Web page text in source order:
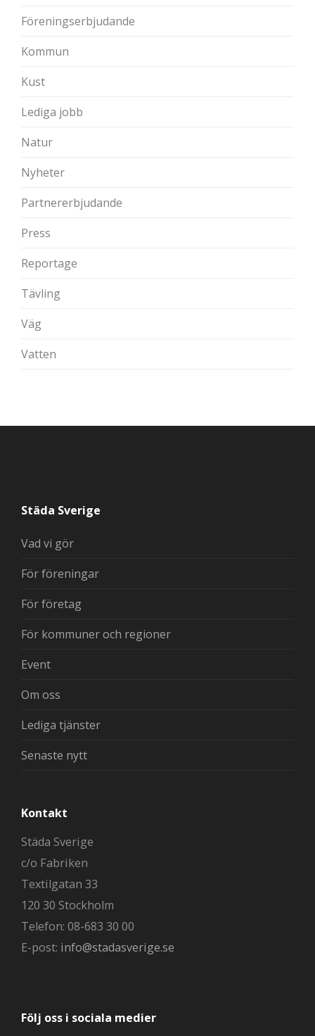
Föreningserbjudande
Kommun
Kust
Lediga jobb
Natur
Nyheter
Partnererbjudande
Press
Reportage
Tävling
Väg
Vatten
Städa Sverige
Vad vi gör
För föreningar
För företag
För kommuner och regioner
Event
Om oss
Lediga tjänster
Senaste nytt
Kontakt
Städa Sverige
c/o Fabriken
Textilgatan 33
120 30 Stockholm
Telefon: 08-683 30 00
E-post: info@stadasverige.se
Följ oss i sociala medier